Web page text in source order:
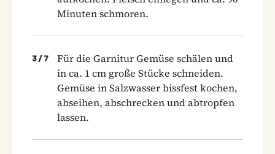
Minuten schmoren.
3 / 7
Für die Garnitur Gemüse schälen und
in ca. 1 cm große Stücke schneiden.
Gemüse in Salzwasser bissfest kochen,
abseihen, abschrecken und abtropfen
lassen.